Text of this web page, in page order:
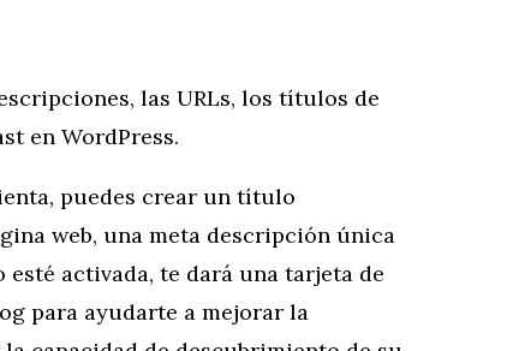
las URLs, los títulos de
en WordPress.
puedes crear un título
web, una meta descripción única
esté activada, te dará una tarjeta de
para ayudarte a mejorar la